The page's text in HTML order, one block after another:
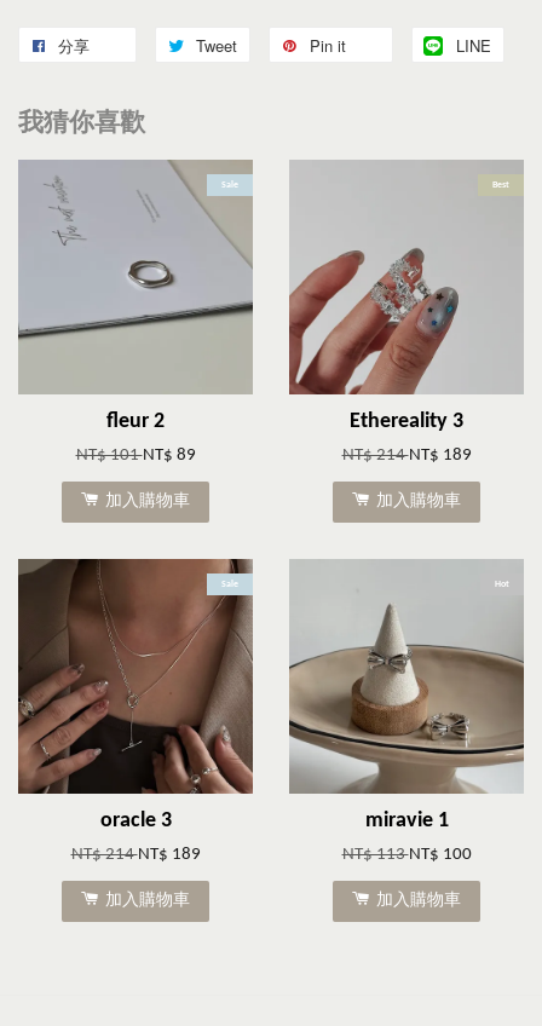
分享 Tweet Pin it LINE
我猜你喜歡
Sale
fleur 2
NT$ 101NT$ 89
加入購物車
Best
Ethereality 3
NT$ 214NT$ 189
加入購物車
Sale
oracle 3
NT$ 214NT$ 189
加入購物車
Hot
miravie 1
NT$ 113NT$ 100
加入購物車